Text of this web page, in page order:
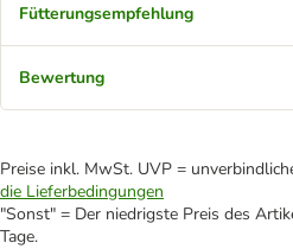
Fütterungsempfehlung
Bewertung
Preise inkl. MwSt. UVP =
die Lieferbedingungen
"Sonst" = Der niedrigste Preis des
Tage.